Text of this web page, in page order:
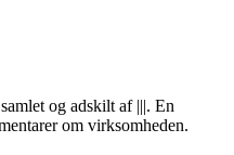
og adskilt af |||. En
om virksomheden.